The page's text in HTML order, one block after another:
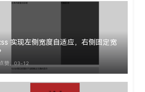
实现左侧宽度自适应，右侧固定宽
赞， 03-12